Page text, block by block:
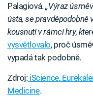
Palagiová.„Výraz
ústa, se pravděpodobně
kousnutí v rámci hry,
vysvětlovalo, proč
vypadá tak podobně.
Zdroj: iScience,
Medicine.